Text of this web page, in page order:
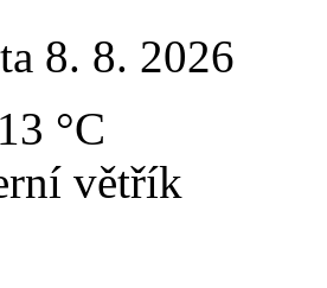
8. 8. 2026
13 °C
větřík